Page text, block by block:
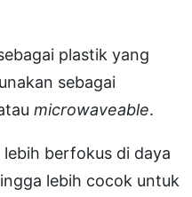
plastik yang
sebagai
microwaveable.
berfokus di daya
lebih cocok untuk